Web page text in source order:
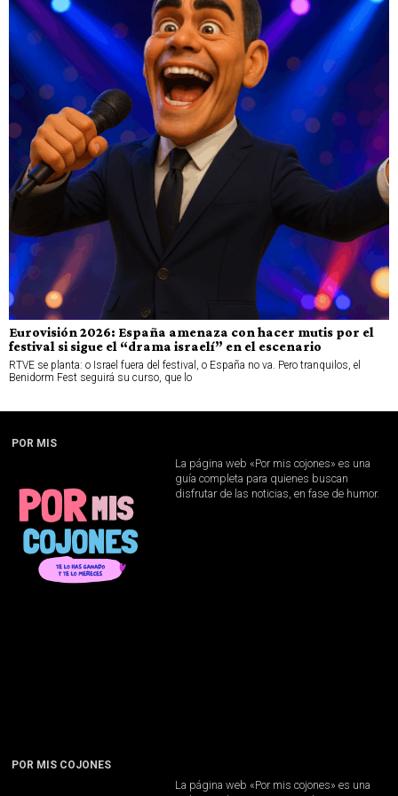
Eurovisión 2026: España amenaza con hacer mutis por el
festival si sigue el “drama israelí” en el escenario
RTVE se planta: o Israel fuera del festival, o España no va. Pero tranquilos, el
Benidorm Fest seguirá su curso, que lo
POR MIS
La página web «Por mis cojones» es una
guía completa para quienes buscan
disfrutar de las noticias, en fase de humor.
POR MIS COJONES
La página web «Por mis cojones» es una